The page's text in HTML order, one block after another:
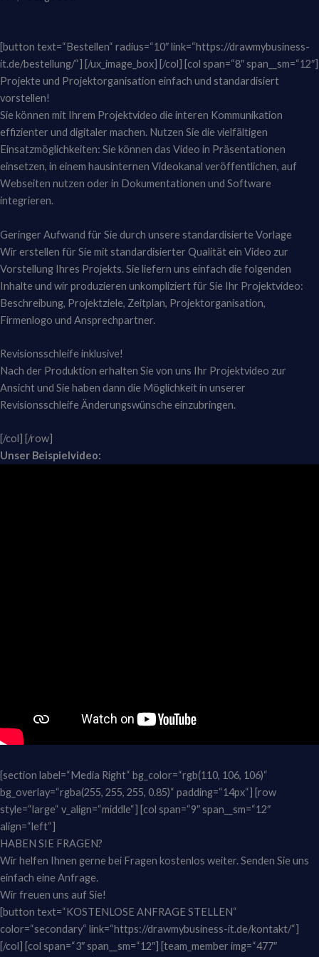
[button text=“Bestellen“ radius=“10″ link=“https://drawmybusiness-
it.de/bestellung/“] [/ux_image_box] [/col] [col span=“8″ span__sm=“12″]
Projekte und Projektorganisation einfach und standardisiert
vorstellen!
Sie können mit Ihrem Projektvideo die interen Kommunikation
effizienter und digitaler machen. Nutzen Sie die vielfältigen
Einsatzmöglichkeiten: Sie können das Video in Präsentationen
einsetzen, in einem hausinternen Videokanal veröffentlichen, auf
Webseiten nutzen oder in Dokumentationen und Software
integrieren.
Geringer Aufwand für Sie durch unsere standardisierte Vorlage
Wir erstellen für Sie mit standardisierter Qualität ein Video zur
Vorstellung Ihres Projekts. Sie liefern uns einfach die folgenden
Inhalte und wir produzieren unkompliziert für Sie Ihr Projektvideo:
Beschreibung, Projektziele, Zeitplan, Projektorganisation,
Firmenlogo und Ansprechpartner.
Revisionsschleife inklusive!
Nach der Produktion erhalten Sie von uns Ihr Projektvideo zur
Ansicht und Sie haben dann die Möglichkeit in unserer
Revisionsschleife Änderungswünsche einzubringen.
[/col] [/row]
Unser Beispielvideo:
[section label=“Media Right“ bg_color=“rgb(110, 106, 106)“
bg_overlay=“rgba(255, 255, 255, 0.85)“ padding=“14px“] [row
style=“large“ v_align=“middle“] [col span=“9″ span__sm=“12″
align=“left“]
HABEN SIE FRAGEN?
Wir helfen Ihnen gerne bei Fragen kostenlos weiter. Senden Sie uns
einfach eine Anfrage.
Wir freuen uns auf Sie!
[button text=“KOSTENLOSE ANFRAGE STELLEN“
color=“secondary“ link=“https://drawmybusiness-it.de/kontakt/“]
[/col] [col span=“3″ span__sm=“12″] [team_member img=“477″